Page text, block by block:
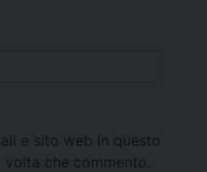
e sito web in questo
che commento.